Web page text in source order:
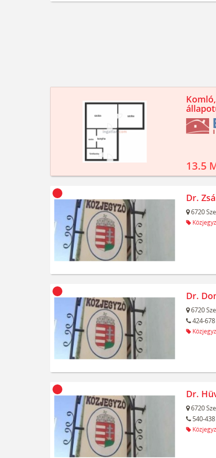
13.5
Dr.
6720
Dr.
6720
424-678
Dr.
6720
540-438